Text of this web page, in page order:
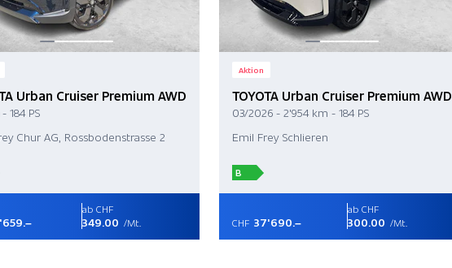
Urban Cruiser Premium AWD
184 PS
Chur AG, Rossbodenstrasse 2
ab CHF
349.00 /Mt.
Aktion
TOYOTA Urban Cruiser Premium AWD
03/2026 - 2'954 km - 184 PS
Emil Frey Schlieren
B
CHF 37'690.–
ab CHF
300.00 /Mt.